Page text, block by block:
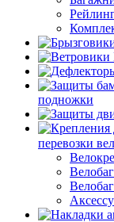
подножки
перевозки